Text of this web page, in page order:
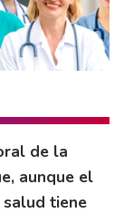
de la
aunque el
tiene